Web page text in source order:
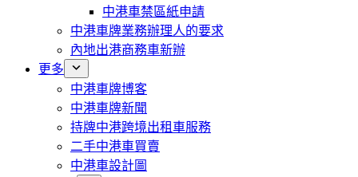
中港車禁區紙申請
中港車牌業務辦理人的要求
內地出港商務車新辦
更多
中港車牌博客
中港車牌新聞
持牌中港跨境出租車服務
二手中港車買賣
中港車設計圖